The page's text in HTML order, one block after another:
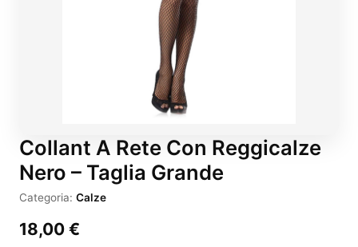
Collant A Rete Con Reggicalze
Nero – Taglia Grande
Categoria: Calze
18,00 €